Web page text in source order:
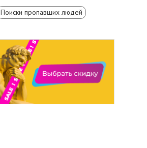
Поиски пропавших людей